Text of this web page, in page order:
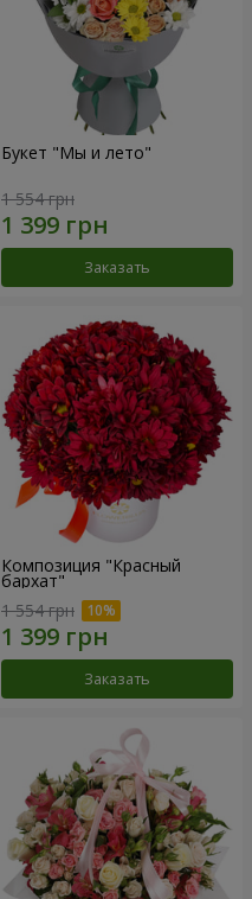
Букет "Мы и лето"
1 554 грн
Заказать
Композиция "Красный
бархат"
1 554 грн
Заказать